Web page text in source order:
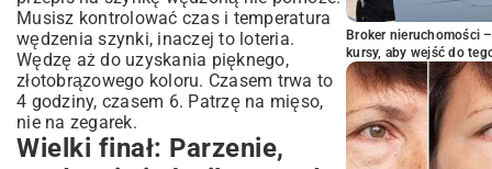
Musisz kontrolować czas i temperatura
wędzenia szynki, inaczej to loteria.
Wędzę aż do uzyskania pięknego,
złotobrązowego koloru. Czasem trwa to
4 godziny, czasem 6. Patrzę na mięso,
nie na zegarek.
Wielki finał: Parzenie,
Broker nieruchomości
kursy, aby wejść do